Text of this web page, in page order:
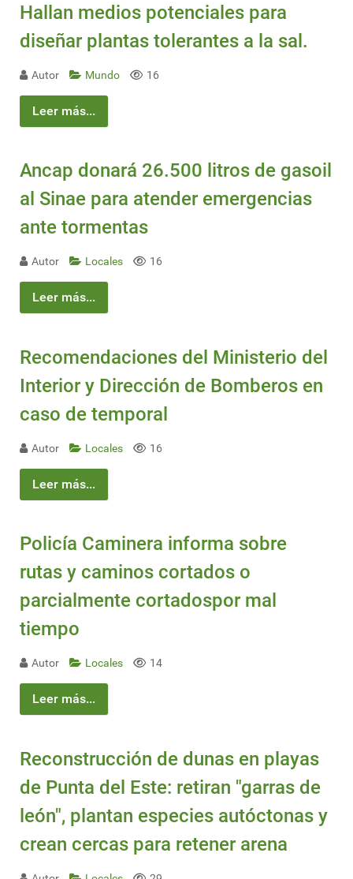
Hallan medios potenciales para
diseñar plantas tolerantes a la sal.
Autor Mundo 16
Leer más...
Ancap donará 26.500 litros de gasoil
al Sinae para atender emergencias
ante tormentas
Autor Locales 16
Leer más...
Recomendaciones del Ministerio del
Interior y Dirección de Bomberos en
caso de temporal
Autor Locales 16
Leer más...
Policía Caminera informa sobre
rutas y caminos cortados o
parcialmente cortadospor mal
tiempo
Autor Locales 14
Leer más...
Reconstrucción de dunas en playas
de Punta del Este: retiran "garras de
león", plantan especies autóctonas y
crean cercas para retener arena